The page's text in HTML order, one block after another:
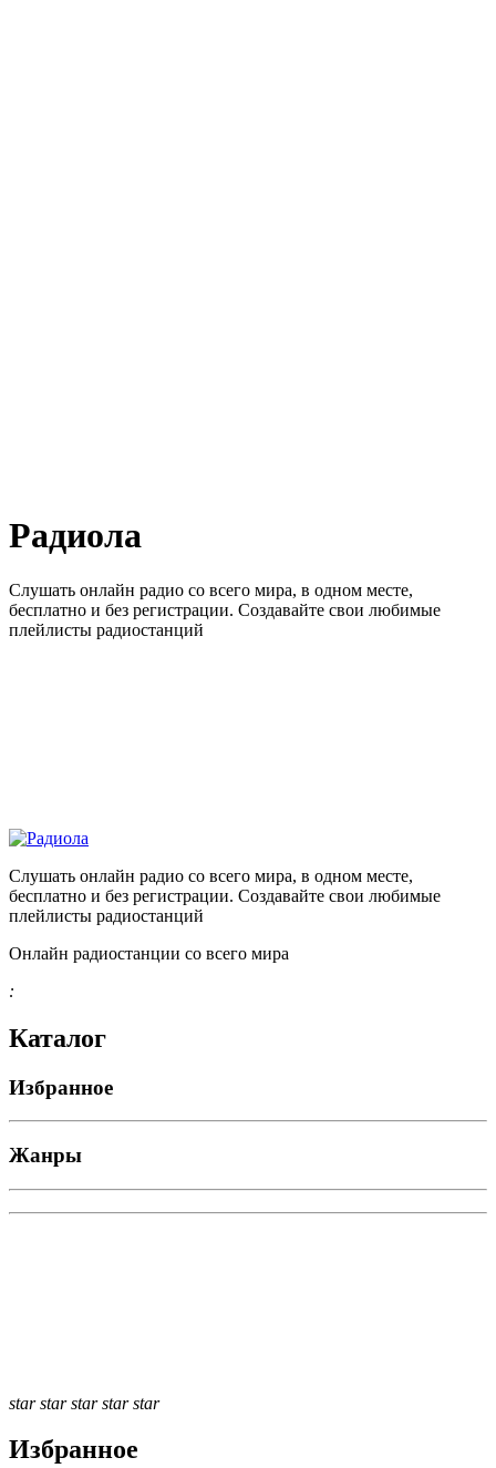
Радиола
Слушать онлайн радио со всего мира, в одном месте,
бесплатно и без регистрации. Создавайте свои любимые
плейлисты радиостанций
Слушать онлайн радио со всего мира, в одном месте,
бесплатно и без регистрации. Создавайте свои любимые
плейлисты радиостанций
Онлайн радиостанции со всего мира
:
Каталог
Избранное
Жанры
star star star star star
Избранное